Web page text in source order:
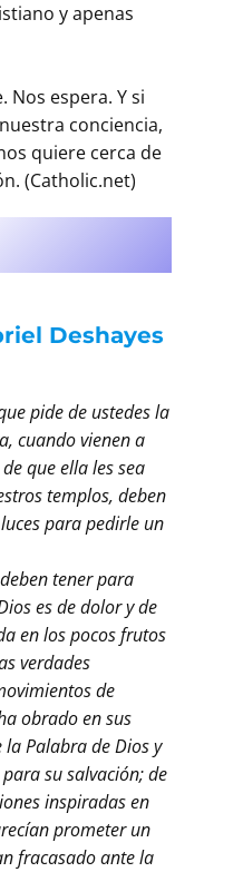
y apenas
Nos espera. Y si
conciencia,
quiere cerca de
(Catholic.net)
Deshayes
pide de ustedes la
cuando vienen a
que ella les sea
templos, deben
para pedirle un
tener para
es de dolor y de
en los pocos frutos
verdades
de
obrado en sus
Palabra de Dios y
su salvación; de
inspiradas en
prometer un
fracasado ante la